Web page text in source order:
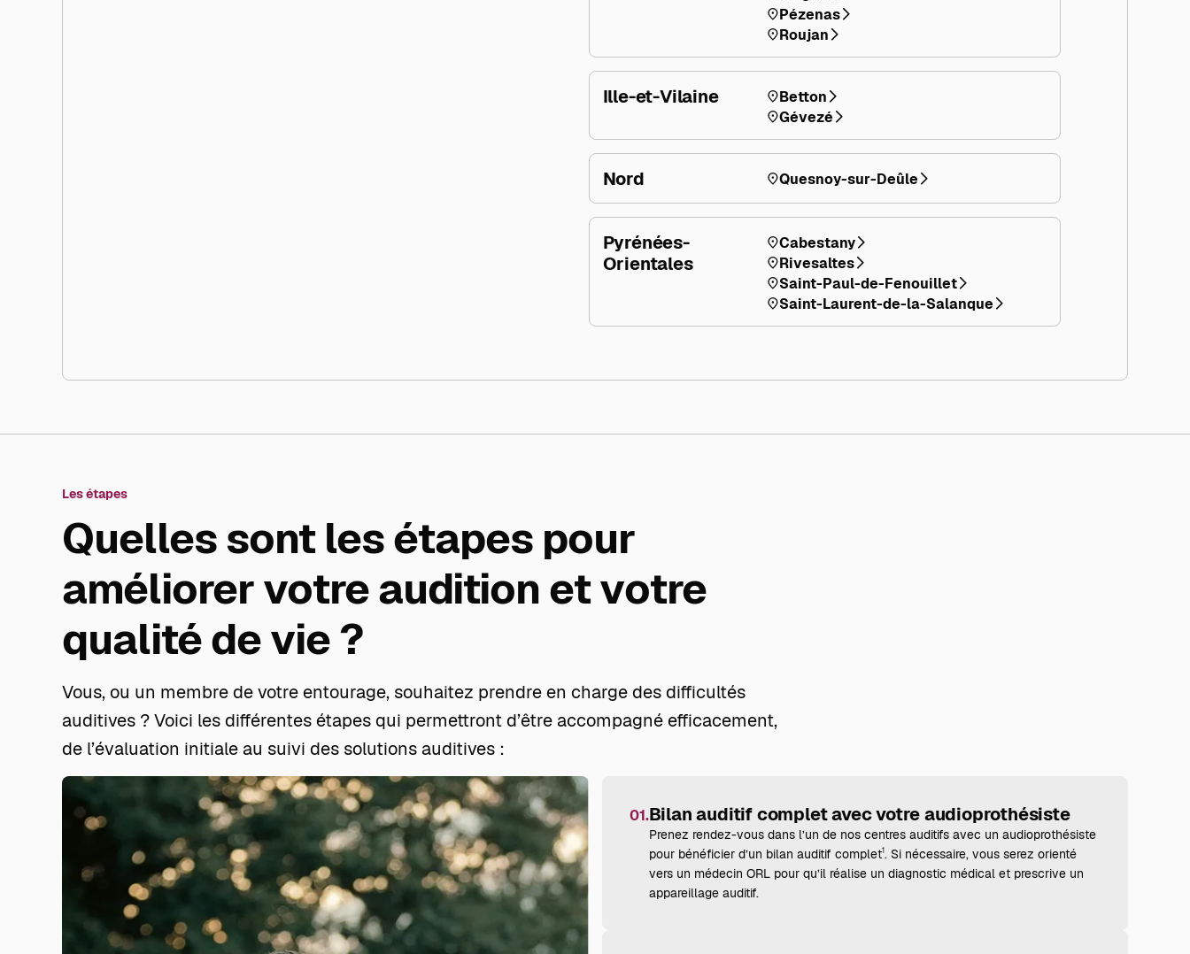
Pézenas
Roujan
Ille-et-Vilaine
Betton
Gévezé
Nord Quesnoy-sur-Deûle
Pyrénées-
Orientales
Cabestany
Rivesaltes
Saint-Paul-de-Fenouillet
Saint-Laurent-de-la-Salanque
Les étapes
Quelles sont les étapes pour
améliorer votre audition et votre
qualité de vie ?
Vous, ou un membre de votre entourage, souhaitez prendre en charge des difficultés
auditives ? Voici les différentes étapes qui permettront d’être accompagné efficacement,
de l’évaluation initiale au suivi des solutions auditives :
01.Bilan auditif complet avec votre audioprothésiste
Prenez rendez-vous dans l’un de nos centres auditifs avec un audioprothésiste
pour bénéficier d’un bilan auditif complet1. Si nécessaire, vous serez orienté
vers un médecin ORL pour qu’il réalise un diagnostic médical et prescrive un
appareillage auditif.